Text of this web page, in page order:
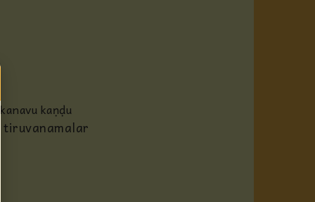
kaṇḍu
tiruvanamalar